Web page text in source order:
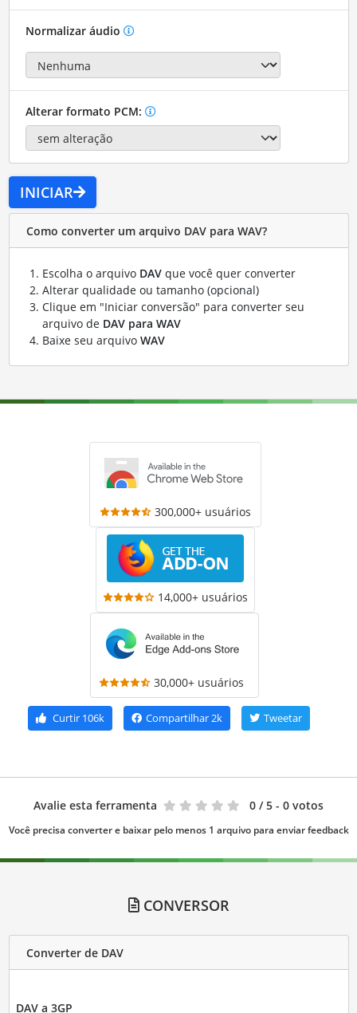
Normalizar áudio
Alterar formato PCM:
INICIAR
Como converter um arquivo DAV para WAV?
Escolha o arquivo DAVque você quer converter
Alterar qualidade ou tamanho (opcional)
Clique em "Iniciar conversão" para converter seu
arquivo de DAV para WAV
Baixe seu arquivo WAV
300,000+ usuários
14,000+ usuários
30,000+ usuários
Curtir 106k Compartilhar2k Tweetar
Avalie esta ferramenta 0 / 5 - 0 votos
Você precisa converter e baixar pelo menos 1 arquivo para enviar feedback
CONVERSOR
Converter de DAV
DAV a 3GP